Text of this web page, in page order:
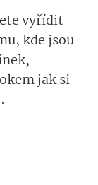
vyřídit
kde jsou
jak si